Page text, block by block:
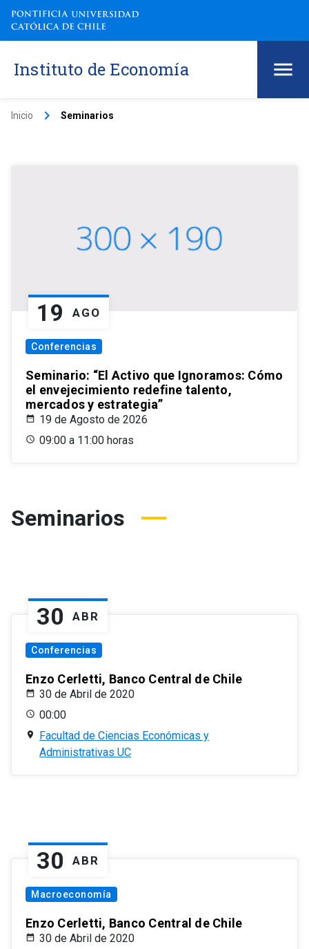
Instituto de Economía
Inicio keyboard_arrow_right Seminarios
19 AGO
Conferencias
Seminario: “El Activo que Ignoramos: Cómo
el envejecimiento redefine talento,
mercados y estrategia”
19 de Agosto de 2026
09:00 a 11:00 horas
Seminarios
30 ABR
Conferencias
Enzo Cerletti, Banco Central de Chile
30 de Abril de 2020
00:00
Facultad de Ciencias Económicas y
Administrativas UC
30 ABR
Macroeconomía
Enzo Cerletti, Banco Central de Chile
30 de Abril de 2020